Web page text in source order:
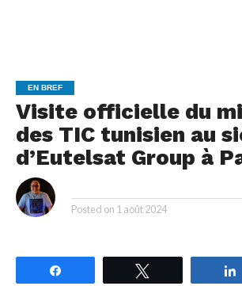
EN BREF
Visite officielle du
des TIC tunisien au
d’Eutelsat Group à
Posted on 1 août 2024